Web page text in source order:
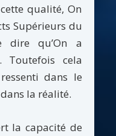
qualité, On
Supérieurs du
dire qu’On a
Toutefois cela
dans le
la réalité.
la capacité de